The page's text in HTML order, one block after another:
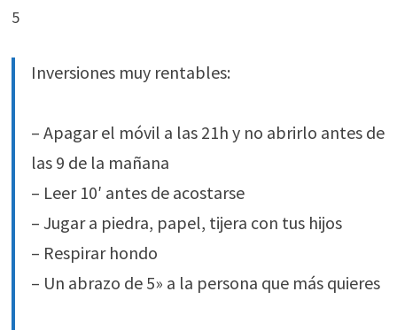
5
Inversiones muy rentables:
– Apagar el móvil a las 21h y no abrirlo antes de
las 9 de la mañana
– Leer 10′ antes de acostarse
– Jugar a piedra, papel, tijera con tus hijos
– Respirar hondo
– Un abrazo de 5» a la persona que más quieres